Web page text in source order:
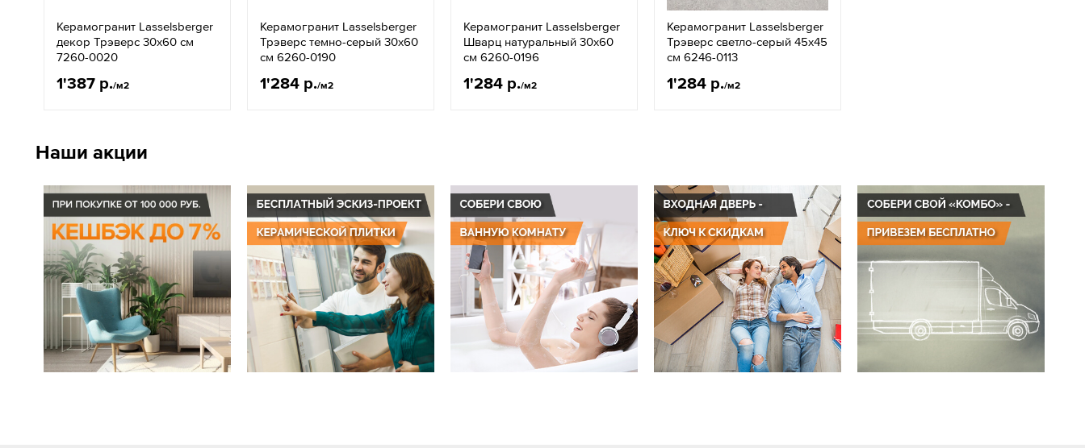
Керамогранит Lasselsberger
декор Трэверс 30x60 см
7260-0020
1'387 р./м2
Керамогранит Lasselsberger
Трэверс темно-серый 30x60
см 6260-0190
1'284 р./м2
Керамогранит Lasselsberger
Шварц натуральный 30x60
см 6260-0196
1'284 р./м2
Керамогранит Lasselsberger
Трэверс светло-серый 45x45
см 6246-0113
1'284 р./м2
Наши акции